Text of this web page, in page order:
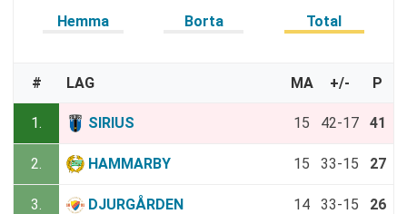
Hemma Borta Total
# LAG MA +/- P
1. SIRIUS 15 42-17 41
2. HAMMARBY 15 33-15 27
3. DJURGÅRDEN 14 33-15 26